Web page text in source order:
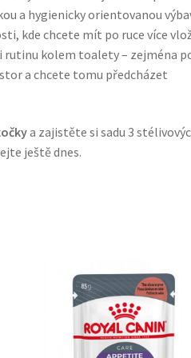
a hygienicky orientovanou
kde chcete mít po ruce více
rutinu kolem toalety – zejména
a chcete tomu předcházet
a zajistěte si sadu 3
ještě dnes.